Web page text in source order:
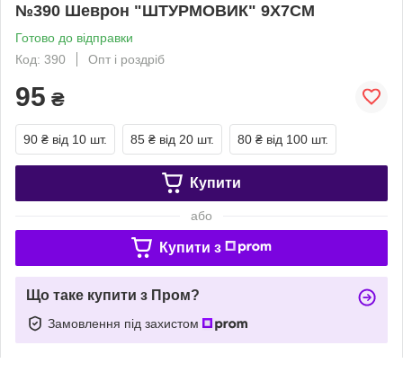
№390 Шеврон "ШТУРМОВИК" 9Х7СМ
Готово до відправки
Код: 390
Опт і роздріб
95 ₴
90 ₴ від 10 шт. 85 ₴ від 20 шт. 80 ₴ від 100 шт.
Купити
або
Купити з
Що таке купити з Пром?
Замовлення під захистом